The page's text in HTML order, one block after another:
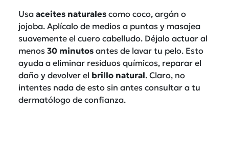
Usa aceites naturales como coco, argán o
jojoba. Aplícalo de medios a puntas y masajea
suavemente el cuero cabelludo. Déjalo actuar al
menos 30 minutos antes de lavar tu pelo. Esto
ayuda a eliminar residuos químicos, reparar el
daño y devolver el brillo natural. Claro, no
intentes nada de esto sin antes consultar a tu
dermatólogo de confianza.